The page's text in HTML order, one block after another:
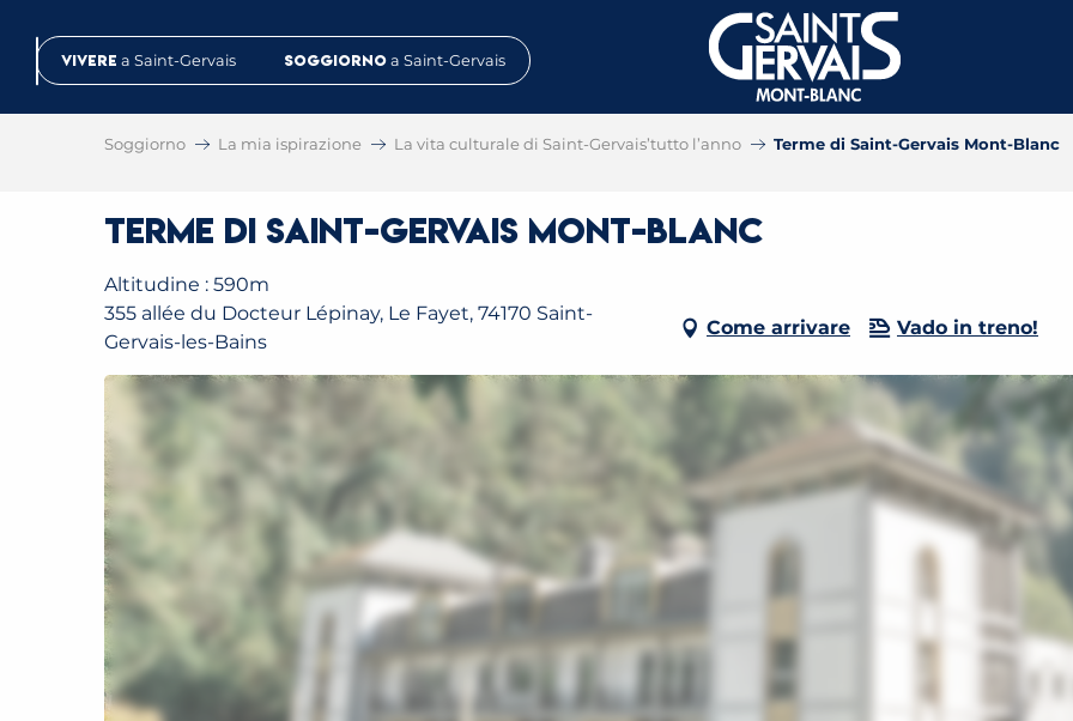
contenuVivere a Saint-Gervais Soggiorno a Saint-Gervais
Soggiorno La mia ispirazione La vita culturale di Saint-Gervais’tutto l’anno Terme di Saint-Gervais Mont-Blanc
Terme di Saint-Gervais Mont-Blanc
Altitudine : 590m
355 allée du Docteur Lépinay, Le Fayet, 74170 Saint-
Gervais-les-Bains
Come arrivare Vado in treno!